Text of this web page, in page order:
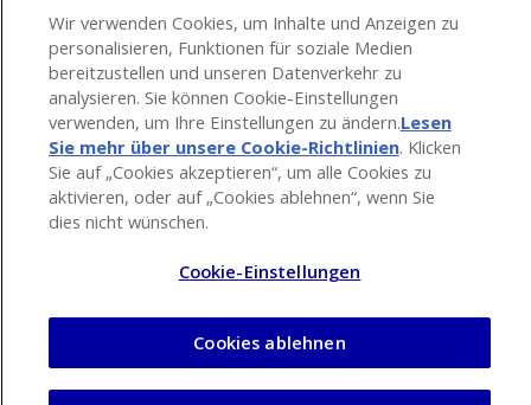
Wir verwenden Cookies, um Inhalte und Anzeigen zu
personalisieren, Funktionen für soziale Medien
bereitzustellen und unseren Datenverkehr zu
analysieren. Sie können Cookie-Einstellungen
verwenden, um Ihre Einstellungen zu ändern.Lesen
Sie mehr über unsere Cookie-Richtlinien(opens in a
new tab)
. Klicken
Sie auf „Cookies akzeptieren“, um alle Cookies zu
aktivieren, oder auf „Cookies ablehnen“, wenn Sie
dies nicht wünschen.
Cookie-Einstellungen
Cookies ablehnen